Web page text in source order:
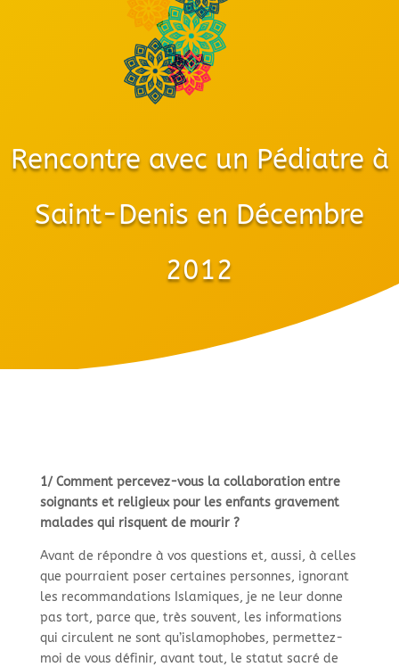
Rencontre avec un Pédiatre à
Saint-Denis en Décembre
2012
1/ Comment percevez-vous la collaboration entre
soignants et religieux pour les enfants gravement
malades qui risquent de mourir ?
Avant de répondre à vos questions et, aussi, à celles
que pourraient poser certaines personnes, ignorant
les recommandations Islamiques, je ne leur donne
pas tort, parce que, très souvent, les informations
qui circulent ne sont qu’islamophobes, permettez-
moi de vous définir, avant tout, le statut sacré de